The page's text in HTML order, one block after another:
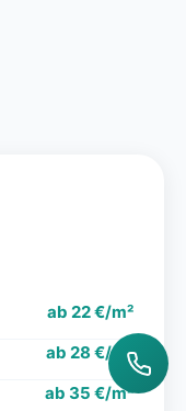
ab 22 €/m²
ab 28 €/m²
ab 35 €/m²